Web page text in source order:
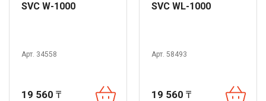
SVC W-1000
Арт. 34558
19 560 ₸
SVC WL-1000
Арт. 58493
19 560 ₸